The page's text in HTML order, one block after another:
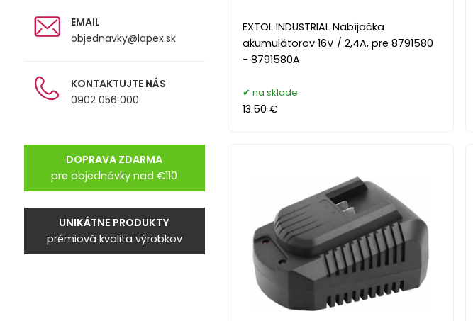
EMAIL
objednavky@lapex.sk
KONTAKTUJTE NÁS
0902 056 000
DOPRAVA ZDARMA
pre objednávky nad €110
UNIKÁTNE PRODUKTY
prémiová kvalita výrobkov
EXTOL INDUSTRIAL Nabíjačka
akumulátorov 16V / 2,4A, pre 8791580
- 8791580A
na sklade
13.50 €